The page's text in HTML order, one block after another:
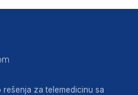
rešenja za telemedicinu sa